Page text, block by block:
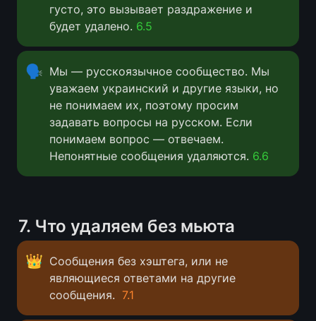
густо, это вызывает раздражение и
будет удалено. 6.5
🗣 Мы — русскоязычное сообщество. Мы
уважаем украинский и другие языки, но
не понимаем их, поэтому просим
задавать вопросы на русском. Если
понимаем вопрос — отвечаем.
Непонятные сообщения удаляются. 6.6
7. Что удаляем без мьюта
👑 Сообщения без хэштега, или не
являющиеся ответами на другие
сообщения. 7.1